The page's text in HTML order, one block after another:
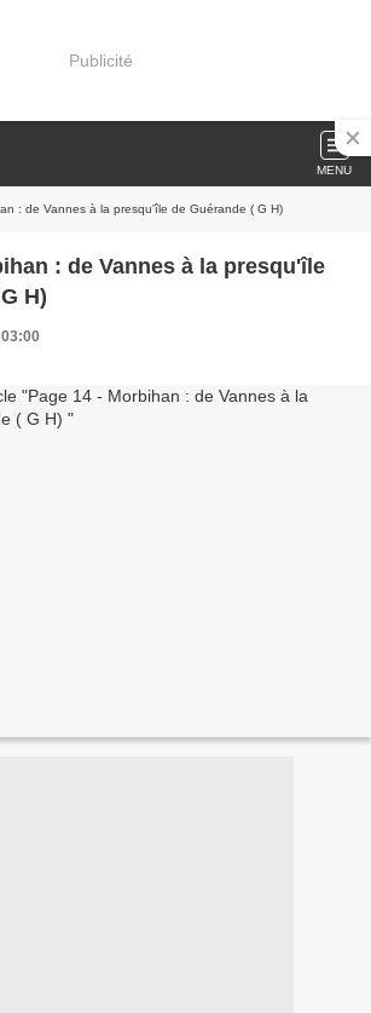
Publicité
MENU
: de Vannes à la presqu'île de Guérande ( G H)
( G H)